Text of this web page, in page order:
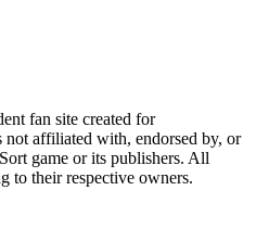
fan site created for
affiliated with, endorsed by, or
game or its publishers. All
to their respective owners.